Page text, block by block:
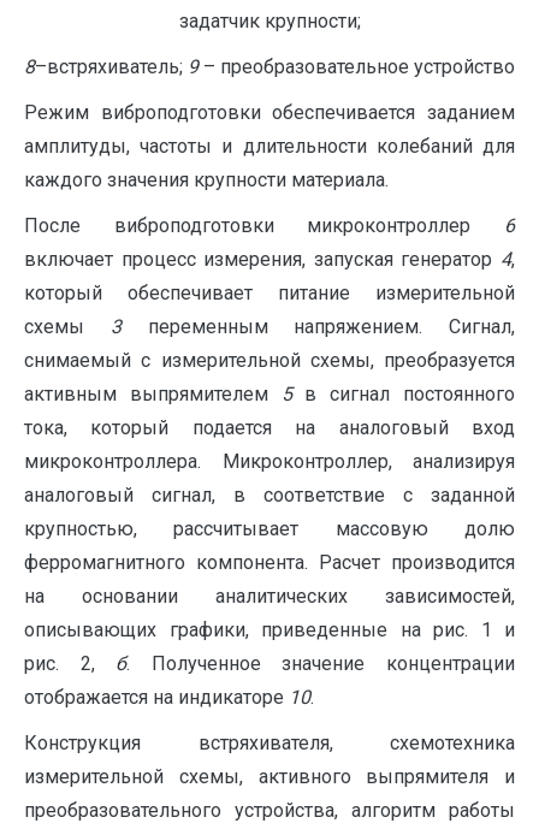
задатчик крупности;
8–встряхиватель; 9– преобразовательное устройство
Режим виброподготовки обеспечивается заданием
амплитуды, частоты и длительности колебаний для
каждого значения крупности материала.
После виброподготовки микроконтроллер
6
включает процесс измерения, запуская генератор 4,
который обеспечивает питание измерительной
схемы 3переменным напряжением. Сигнал,
снимаемый с измерительной схемы, преобразуется
активным выпрямителем
5в сигнал постоянного
тока, который подается на аналоговый вход
микроконтроллера. Микроконтроллер, анализируя
аналоговый сигнал, в соответствие с заданной
крупностью, рассчитывает массовую долю
ферромагнитного компонента. Расчет производится
на основании аналитических зависимостей,
описывающих графики, приведенные на рис. 1 и
рис. 2, б. Полученное значение концентрации
отображается на индикаторе 10.
Конструкция встряхивателя, схемотехника
измерительной схемы, активного выпрямителя и
преобразовательного устройства, алгоритм работы